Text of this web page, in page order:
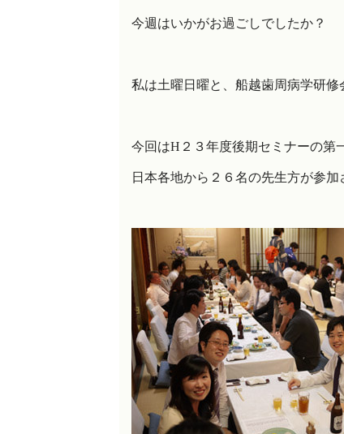
今週はいかがお過ごしでしたか？
私は土曜日曜と、船越歯周病学研修
今回はH２３年度後期セミナーの第
日本各地から２６名の先生方が参加